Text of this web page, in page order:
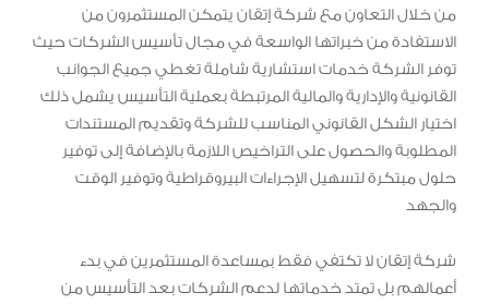
من خلال التعاون مع شركة إتقان يتمكن المستثمرون من
الاستفادة من خبراتها الواسعة في مجال تأسيس الشركات حيث
توفر الشركة خدمات استشارية شاملة تغطي جميع الجوانب
القانونية والإدارية والمالية المرتبطة بعملية التأسيس يشمل ذلك
اختيار الشكل القانوني المناسب للشركة وتقديم المستندات
المطلوبة والحصول على التراخيص اللازمة بالإضافة إلى توفير
حلول مبتكرة لتسهيل الإجراءات البيروقراطية وتوفير الوقت
والجهد
شركة إتقان لا تكتفي فقط بمساعدة المستثمرين في بدء
أعمالهم بل تمتد خدماتها لدعم الشركات بعد التأسيس من